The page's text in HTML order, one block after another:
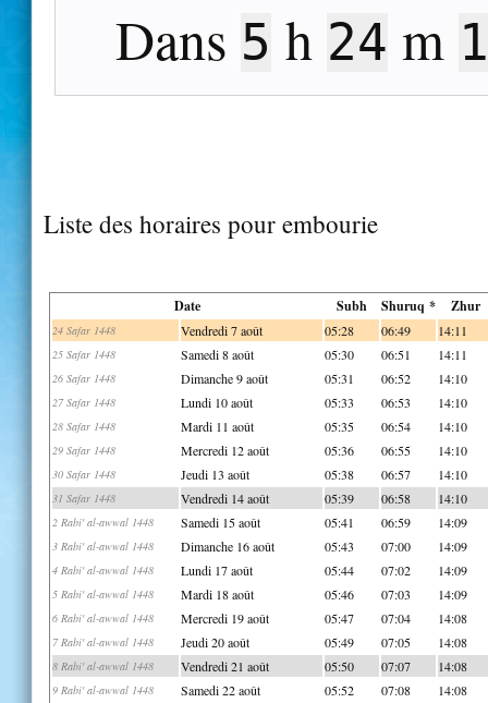
Dans 5 h 24 m
Liste des horaires pour embourie
Date Subh Shuruq * Zhur
24 Safar 1448 Vendredi 7 août 05:28 06:49 14:11
25 Safar 1448 Samedi 8 août 05:30 06:51 14:11
26 Safar 1448 Dimanche 9 août 05:31 06:52 14:10
27 Safar 1448 Lundi 10 août 05:33 06:53 14:10
28 Safar 1448 Mardi 11 août 05:35 06:54 14:10
29 Safar 1448 Mercredi 12 août 05:36 06:55 14:10
30 Safar 1448 Jeudi 13 août 05:38 06:57 14:10
31 Safar 1448 Vendredi 14 août 05:39 06:58 14:10
2 Rabi' al-awwal 1448 Samedi 15 août 05:41 06:59 14:09
3 Rabi' al-awwal 1448 Dimanche 16 août 05:43 07:00 14:09
4 Rabi' al-awwal 1448 Lundi 17 août 05:44 07:02 14:09
5 Rabi' al-awwal 1448 Mardi 18 août 05:46 07:03 14:09
6 Rabi' al-awwal 1448 Mercredi 19 août 05:47 07:04 14:08
7 Rabi' al-awwal 1448 Jeudi 20 août 05:49 07:05 14:08
8 Rabi' al-awwal 1448 Vendredi 21 août 05:50 07:07 14:08
9 Rabi' al-awwal 1448 Samedi 22 août 05:52 07:08 14:08